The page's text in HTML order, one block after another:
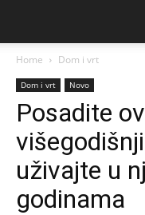
Home Dom i vrt
Dom i vrt Novo
Posadite
uživajte u
godinama